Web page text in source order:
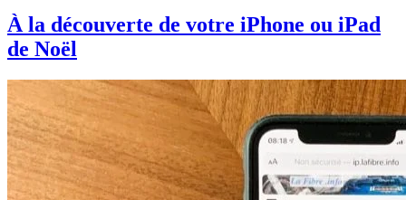
À la découverte de votre iPhone ou iPad
de Noël